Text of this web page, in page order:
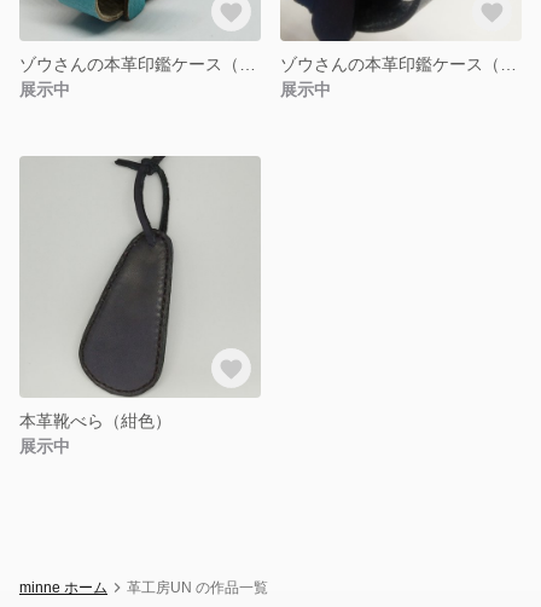
展示中
展示中
本革靴べら（紺色）
展示中
minne ホーム 革工房UN の作品一覧